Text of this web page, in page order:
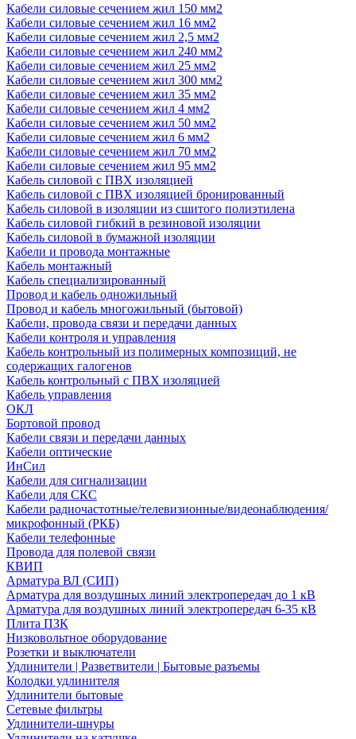
Кабели силовые сечением жил 150 мм2
Кабели силовые сечением жил 16 мм2
Кабели силовые сечением жил 2,5 мм2
Кабели силовые сечением жил 240 мм2
Кабели силовые сечением жил 25 мм2
Кабели силовые сечением жил 300 мм2
Кабели силовые сечением жил 35 мм2
Кабели силовые сечением жил 4 мм2
Кабели силовые сечением жил 50 мм2
Кабели силовые сечением жил 6 мм2
Кабели силовые сечением жил 70 мм2
Кабели силовые сечением жил 95 мм2
Кабель силовой с ПВХ изоляцией
Кабель силовой с ПВХ изоляцией бронированный
Кабель силовой в изоляции из сшитого полиэтилена
Кабель силовой гибкий в резиновой изоляции
Кабель силовой в бумажной изоляции
Кабели и провода монтажные
Кабель монтажный
Кабель специализированный
Провод и кабель одножильный
Провод и кабель многожильный (бытовой)
Кабели, провода связи и передачи данных
Кабели контроля и управления
Кабель контрольный из полимерных композиций, не
содержащих галогенов
Кабель контрольный с ПВХ изоляцией
Кабель управления
ОКЛ
Бортовой провод
Кабели связи и передачи данных
Кабели оптические
ИнСил
Кабели для сигнализации
Кабели для СКС
Кабели радиочастотные/телевизионные/видеонаблюдения/
микрофонный (РКБ)
Кабели телефонные
Провода для полевой связи
КВИП
Арматура ВЛ (СИП)
Арматура для воздушных линий электропередач до 1 кВ
Арматура для воздушных линий электропередач 6-35 кВ
Плита ПЗК
Низковольтное оборудование
Розетки и выключатели
Удлинители | Разветвители | Бытовые разъемы
Колодки удлинителя
Удлинители бытовые
Сетевые фильтры
Удлинители-шнуры